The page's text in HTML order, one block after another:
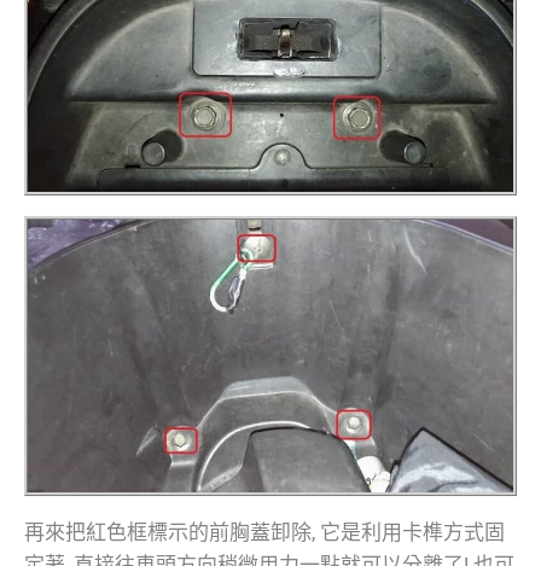
再來把紅色框標示的前胸蓋卸除, 它是利用卡榫方式固